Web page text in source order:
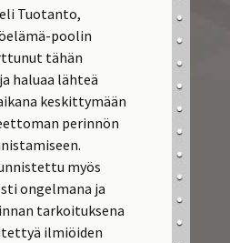
Tuotanto,
poolin
tähän
haluaa lähteä
keskittymään
perinnön
myös
ongelmana ja
tarkoituksena
ilmiöiden